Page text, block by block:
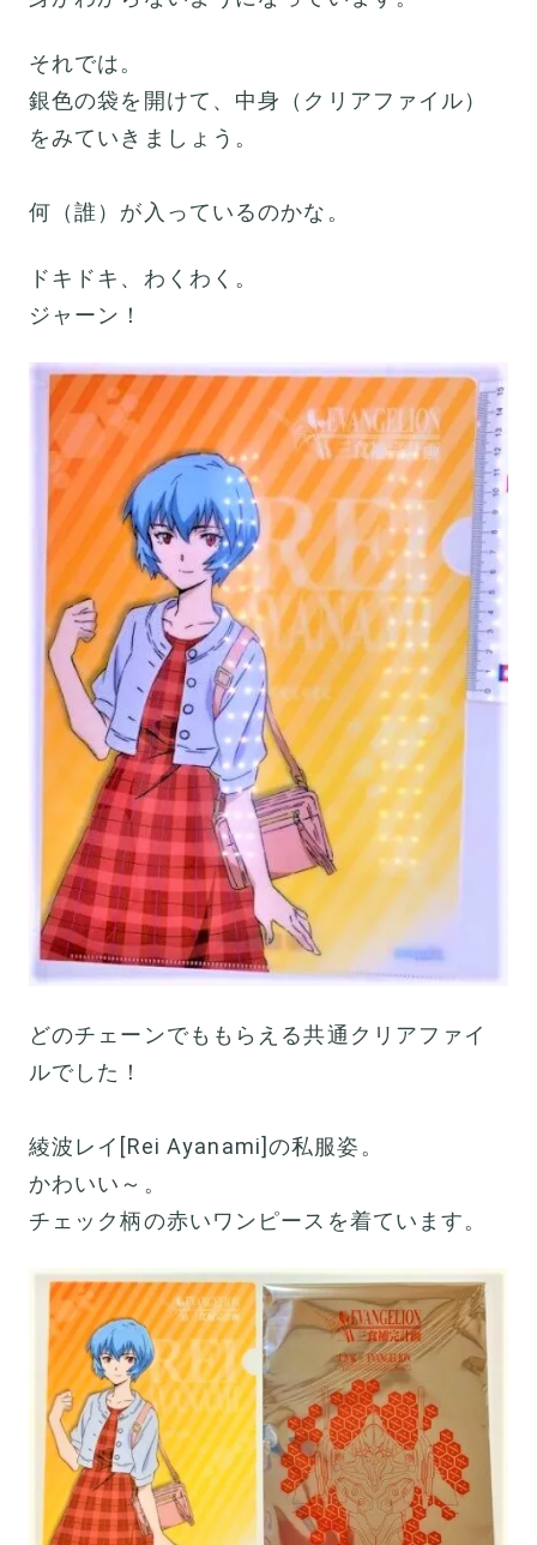
それでは。
銀色の袋を開けて、中身（クリアファイル）
をみていきましょう。
何（誰）が入っているのかな。
ドキドキ、わくわく。
ジャーン！
どのチェーンでももらえる共通クリアファイ
ルでした！
綾波レイ[Rei Ayanami]の私服姿。
かわいい～。
チェック柄の赤いワンピースを着ています。